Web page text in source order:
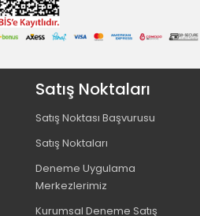
Satış Noktaları
Satış Noktası Başvurusu
Satış Noktaları
Deneme Uygulama
Merkezlerimiz
Kurumsal Deneme Satış